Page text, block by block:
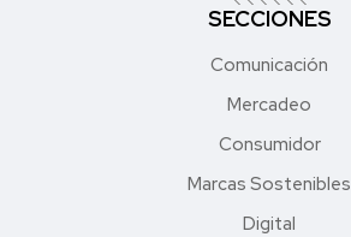
SECCIONES
Comunicación
Mercadeo
Consumidor
Marcas Sostenibles
Digital